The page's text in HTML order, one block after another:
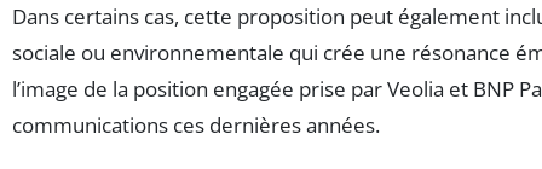
Dans certains cas, cette proposition peut également
sociale ou environnementale qui crée une résonance
l’image de la position engagée prise par Veolia et BNP
communications ces dernières années.